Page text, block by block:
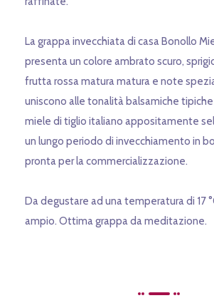
La grappa invecchiata di casa Bonollo
presenta un colore ambrato scuro,
frutta rossa matura matura e note
uniscono alle tonalità balsamiche
miele di tiglio italiano appositamente
un lungo periodo di invecchiamento in
pronta per la commercializzazione.
Da degustare ad una temperatura di 17
ampio. Ottima grappa da meditazione.